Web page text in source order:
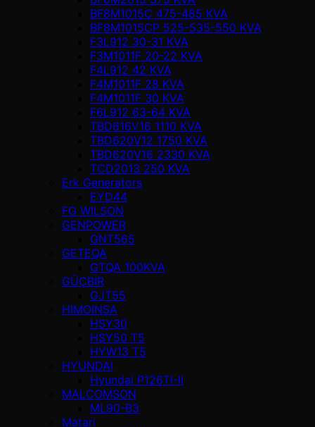
BF8M1015C 475-485 KVA
BF8M1015CP 525-535-550 KVA
F3L912 30-31 KVA
F3M1011F 20-22 KVA
F4L912 42 KVA
F4M1011F 28 KVA
F4M1011F 30 KVA
F6L912 63-64 KVA
TBD616V16 1110 KVA
TBD620V12 1750 KVA
TBD620V16 2330 KVA
TCD2013 250 KVA
Erk Generators
EYD44
FG WILSON
GENPOWER
GNT565
GETEQA
GTQA 100KVA
GÜÇBİR
GJT55
HIMOINSA
HSY30
HSY50 T5
HYW13 T5
HYUNDAI
Hyundai P126TI-II
MALCOMSON
ML90-B3
Matari